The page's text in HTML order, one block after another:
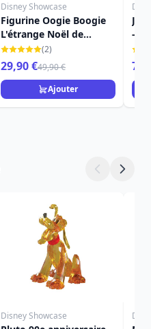
Disney Showcase
Figurine Oogie Boogie
L'étrange Noël de
Monsieur Jack - DISNEY
SHOWCASE
(2)
29,90 €49,90 €
Ajouter
-
Disney Showcase